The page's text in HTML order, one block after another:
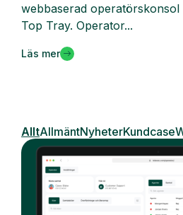
webbaserad operatörskonsol
Top Tray. Operator...
Läs mer
AlltAllmäntNyheterKundcase